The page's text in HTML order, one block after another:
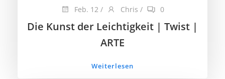
Feb. 12 / Chris / 0
Die Kunst der Leichtigkeit | Twist |
ARTE
Weiterlesen